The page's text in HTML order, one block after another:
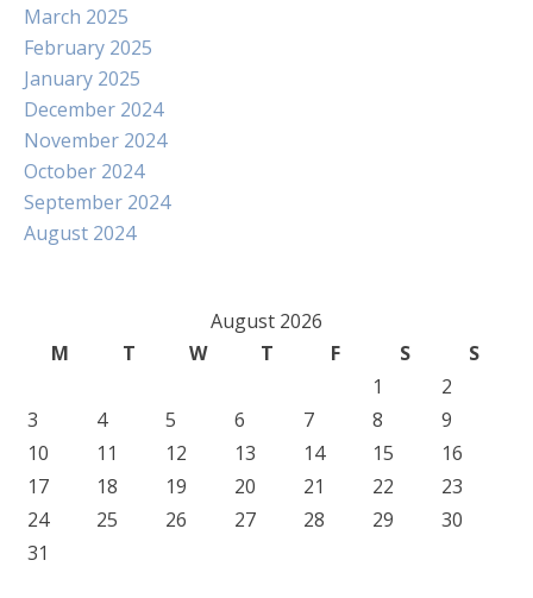
March 2025
February 2025
January 2025
December 2024
November 2024
October 2024
September 2024
August 2024
August 2026
M
T W T F S
S
1
2
3
4 5 6 7 8
9
10
11 12 13 14 15
16
17
18 19 20 21 22
23
24
25 26 27 28 29
30
31